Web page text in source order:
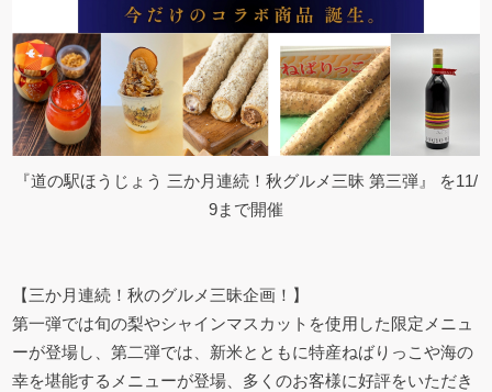
『道の駅ほうじょう 三か月連続！秋グルメ三昧 第三弾』 を11/
9まで開催
【三か月連続！秋のグルメ三昧企画！】
第一弾では旬の梨やシャインマスカットを使用した限定メニュ
ーが登場し、第二弾では、新米とともに特産ねばりっこや海の
幸を堪能するメニューが登場、多くのお客様に好評をいただき